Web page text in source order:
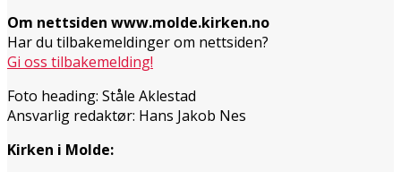
Om nettsiden www.molde.kirken.no
Har du tilbakemeldinger om nettsiden?
Gi oss tilbakemelding!
Foto heading: Ståle Aklestad
Ansvarlig redaktør: Hans Jakob Nes
Kirken i Molde: